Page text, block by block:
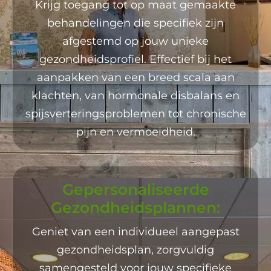
Krijg toegang tot op maat gemaakte
behandelingen die specifiek zijn
afgestemd op jouw unieke
gezondheidsprofiel. Effectief bij het
aanpakken van een breed scala aan
klachten, van hormonale disbalans en
spijsverteringsproblemen tot chronische
pijn en vermoeidheid.
Gepersonaliseerde
Gezondheidsplannen:
Geniet van een individueel aangepast
gezondheidsplan, zorgvuldig
samengesteld voor jouw specifieke